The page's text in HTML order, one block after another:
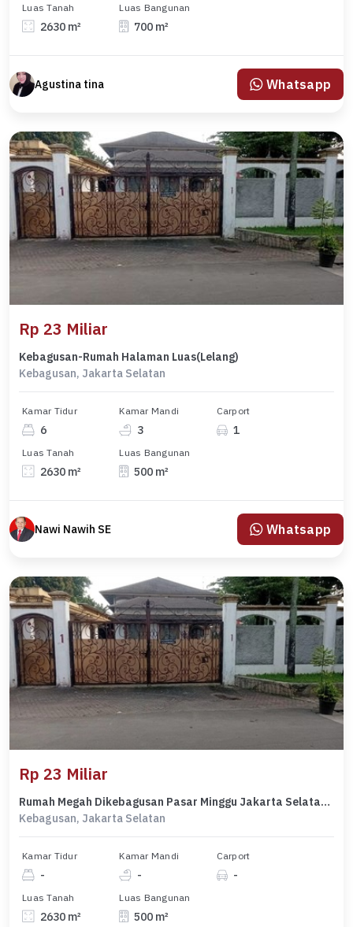
Luas Tanah
2630 m²
Luas Bangunan
700 m²
Agustina tina Whatsapp
Rp 23 Miliar
Kebagusan-Rumah Halaman Luas(Lelang)
Kebagusan, Jakarta Selatan
Kamar Tidur
6
Kamar Mandi
3
Carport
1
Luas Tanah
2630 m²
Luas Bangunan
500 m²
Nawi Nawih SE Whatsapp
Rp 23 Miliar
Rumah Megah Dikebagusan Pasar Minggu Jakarta Selatan dan Tanahnya Luas
Kebagusan, Jakarta Selatan
Kamar Tidur
-
Kamar Mandi
-
Carport
-
Luas Tanah
2630 m²
Luas Bangunan
500 m²